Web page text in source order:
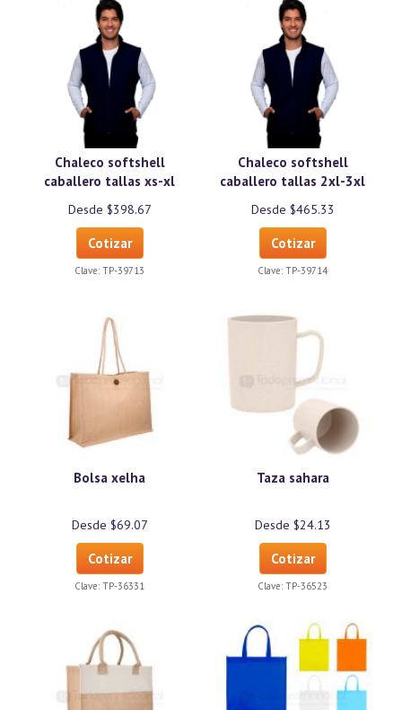
Chaleco softshell
caballero tallas xs-xl
Desde $398.67
Cotizar
Clave: TP-39713
Chaleco softshell
caballero tallas 2xl-3xl
Desde $465.33
Cotizar
Clave: TP-39714
Bolsa xelha
Desde $69.07
Cotizar
Clave: TP-36331
Taza sahara
Desde $24.13
Cotizar
Clave: TP-36523